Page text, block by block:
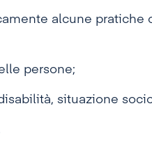
alcune pratiche
persone;
situazione